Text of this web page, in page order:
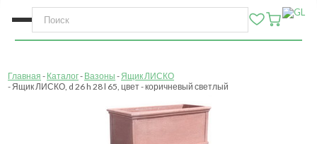
Главная Каталог Вазоны Ящик ЛИСКО
Ящик ЛИСКО, d 26 h 28 l 65, цвет - коричневый светлый